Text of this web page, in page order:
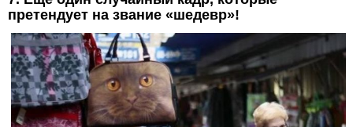
претендует на звание «шедевр»!